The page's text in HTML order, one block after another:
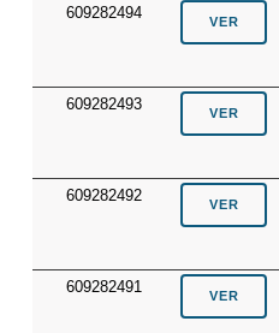
609282494
609282493
609282492
609282491